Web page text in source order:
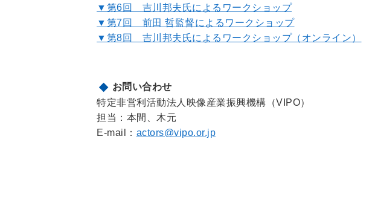
▼第6回 吉川邦夫氏によるワークショップ
▼第7回 前田 哲監督によるワークショップ
▼第8回 吉川邦夫氏によるワークショップ（オンライン）
お問い合わせ
特定非営利活動法人映像産業振興機構（VIPO）
担当：本間、木元
E-mail： actors@vipo.or.jp